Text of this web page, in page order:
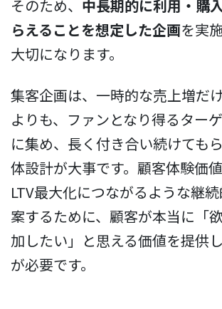
そのため、 中長期的に利用・購
らえることを想定した企画を実
大切になります。
集客企画は、一時的な売上増だ
よりも、ファンとなり得るター
に集め、長く付き合い続けても
体設計が大事です。顧客体験価値
LTV最大化につながるような継
案するために、顧客が本当に「
加したい」と思える価値を提供
が必要です。